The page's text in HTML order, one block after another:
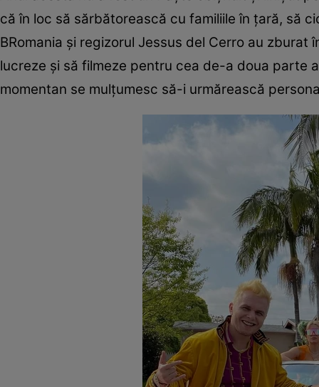
că în loc să sărbătorească cu familiile în ţară, să
BRomania şi regizorul Jessus del Cerro au
lucreze şi să filmeze pentru cea de-a doua parte
momentan se mulţumesc să-i urmărească